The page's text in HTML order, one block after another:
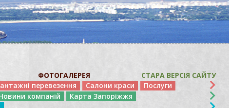
ФОТОГАЛЕРЕЯ
СТАРА ВЕРСІЯ САЙТУ
перевезення Салони краси
Послуги
компаній
Карта Запоріжжя